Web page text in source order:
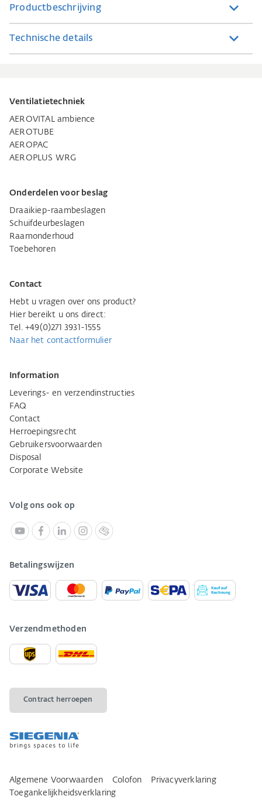
Productbeschrijving
Technische details
Ventilatietechniek
AEROVITAL ambience
AEROTUBE
AEROPAC
AEROPLUS WRG
Onderdelen voor beslag
Draaikiep-raambeslagen
Schuifdeurbeslagen
Raamonderhoud
Toebehoren
Contact
Hebt u vragen over ons product?
Hier bereikt u ons direct:
Tel. +49(0)271 3931-1555
Naar het contactformulier
Information
Leverings- en verzendinstructies
FAQ
Contact
Herroepingsrecht
Gebruikersvoorwaarden
Disposal
Corporate Website
Volg ons ook op
Betalingswijzen
Verzendmethoden
Contract herroepen
Algemene Voorwaarden Colofon
Privacyverklaring
Toegankelijkheidsverklaring